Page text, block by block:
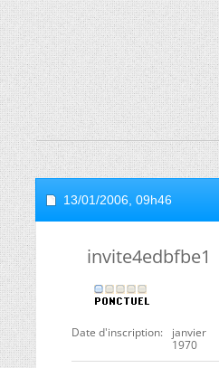
13/01/2006, 09h46
invite4edbfbe1
Date d'inscription
janvier
1970